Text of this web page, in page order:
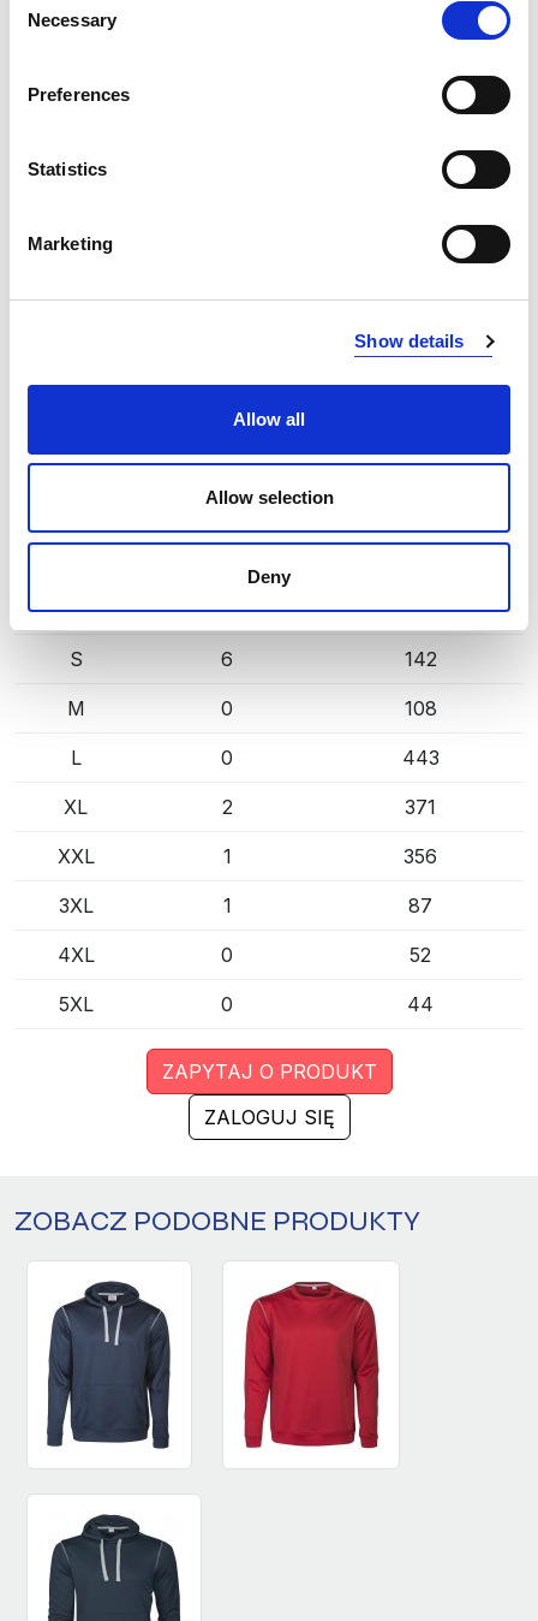
Selection
Necessary
Preferences
Statistics
Marketing
Show details
Allow all
Allow selection
Deny
NAVY/NEON YELLOW 6021
6053
BLACK/ ORANGE 9030
BLACK/ ANTHRACITE 9093
INFO:
Mag. Poznań — stan magazynu lokalnego, realizacja
od ręki. Mag. Centralny — stan magazynu centralnego
charakter orientacyjny.
Rozmiar
Mag. Poznań Mag. Centralny
S 6 142
M 0 108
L 0 443
XL 2 371
XXL 1 356
3XL 1 87
4XL 0 52
5XL 0 44
ZALOGUJ SIĘ
ZAPYTAJ O PRODUKT
ZOBACZ PODOBNE PRODUKTY